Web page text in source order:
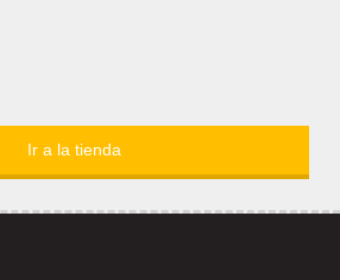
Ir a la tienda